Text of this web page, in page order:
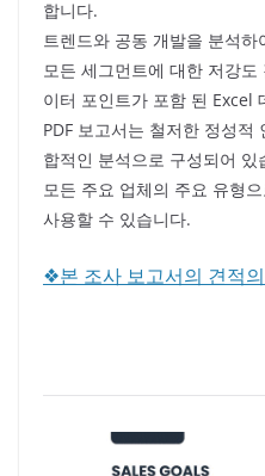
합니다.
트렌드와 공동 개발을 분석
모든 세그먼트에 대한 저강
이터 포인트가 포함 된 Excel
PDF 보고서는 철저한 정성적
합적인 분석으로 구성되어 있
모든 주요 업체의 주요 유형
사용할 수 있습니다.
❖본 조사 보고서의 견적